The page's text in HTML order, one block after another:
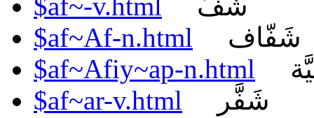
$af~Af-n.html
شَفّاف
$af~Afiy~ap-n.html
$af~ar-v.html
شَفَّر